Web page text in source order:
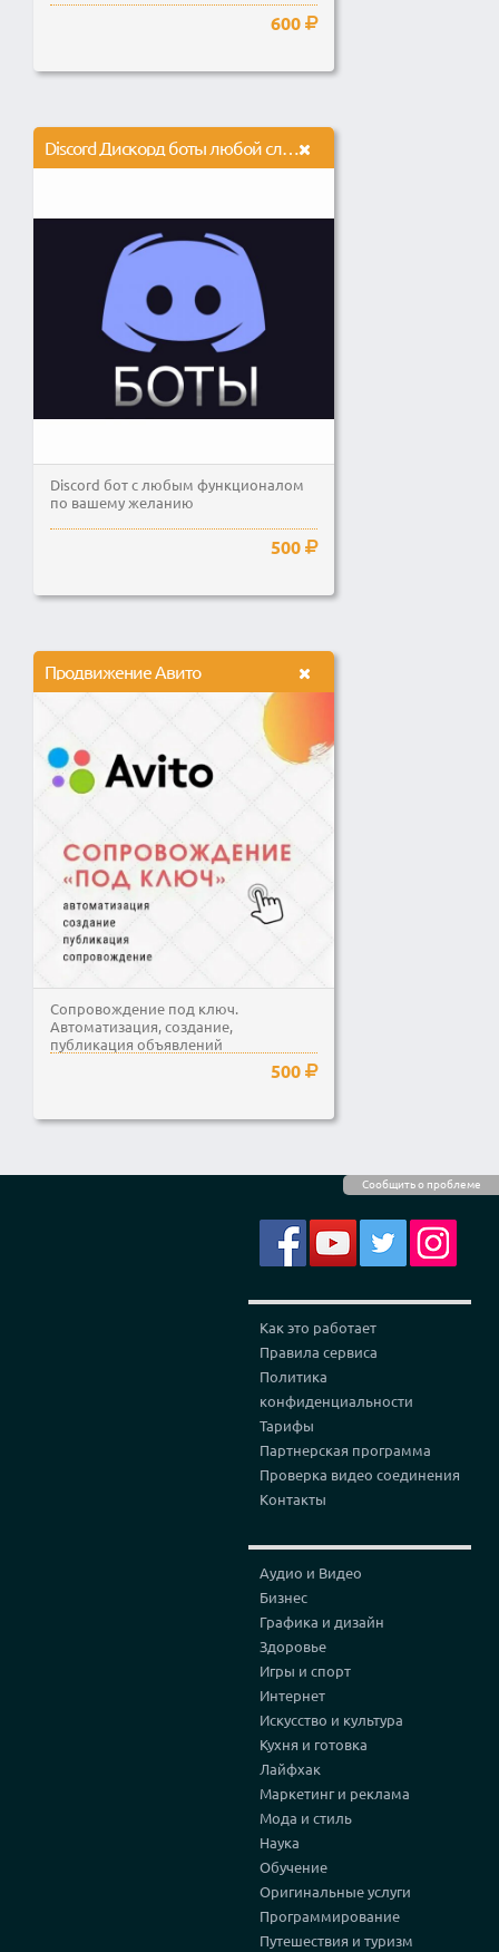
Сообщить о проблеме
600
Discord Дискорд боты любой сложности на Python, NodeJS или C#
Discord бот с любым функционалом
по вашему желанию
500
Продвижение Авито
Сопровождение под ключ.
Автоматизация, создание,
публикация объявлений
500
Как это работает
Правила сервиса
Политика
конфиденциальности
Тарифы
Партнерская программа
Проверка видео соединения
Контакты
Аудио и Видео
Бизнес
Графика и дизайн
Здоровье
Игры и спорт
Интернет
Искусство и культура
Кухня и готовка
Лайфхак
Маркетинг и реклама
Мода и стиль
Наука
Обучение
Оригинальные услуги
Программирование
Путешествия и туризм